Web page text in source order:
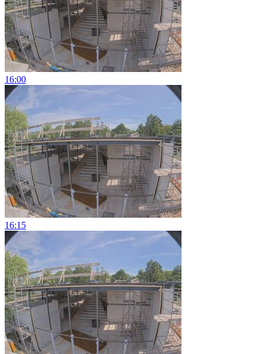
16:00
16:15